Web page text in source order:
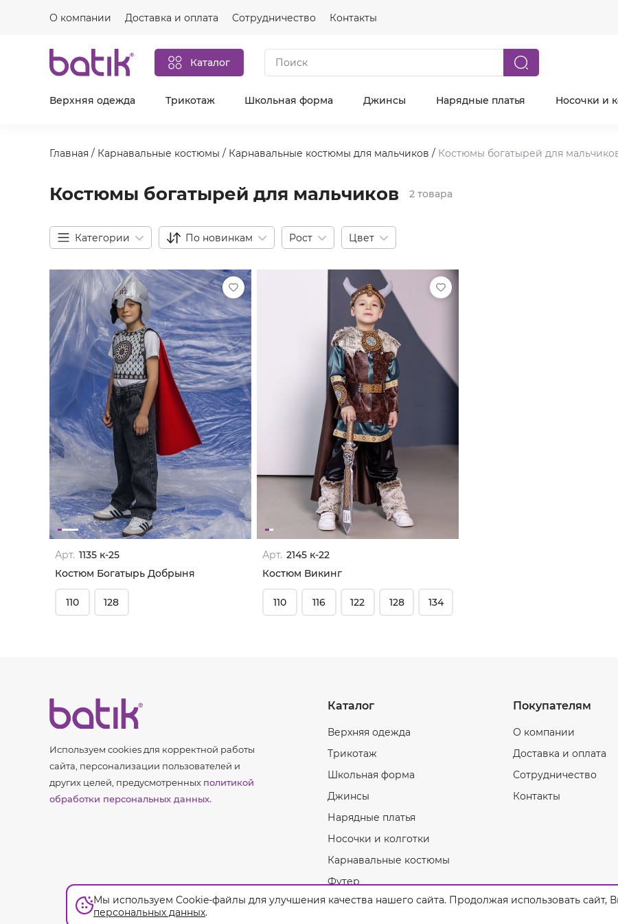
О компании Доставка и оплата Сотрудничество Контакты
Каталог
Верхняя одежда Трикотаж Школьная форма Джинсы Нарядные платья Носочки и
Главная / Карнавальные костюмы / Карнавальные костюмы для мальчиков / Костюмы богатырей для
Костюмы богатырей для мальчиков 2 товара
Категории По новинкам Рост Цвет
Арт. 1135 к-25
Костюм Богатырь Добрыня
110 128
Арт. 2145 к-22
Костюм Викинг
110 116 122 128 134
Используем cookies для корректной работы
сайта, персонализации пользователей и
других целей, предусмотренных политикой
обработки персональных данных.
Каталог
Верхняя одежда
Трикотаж
Школьная форма
Джинсы
Нарядные платья
Носочки и колготки
Карнавальные костюмы
Футер
Покупателям
О компании
Доставка и оплата
Сотрудничество
Контакты
Мы используем Cookie-файлы для улучшения качества нашего сайта. Продолжая использовать сайт,
персональных данных.